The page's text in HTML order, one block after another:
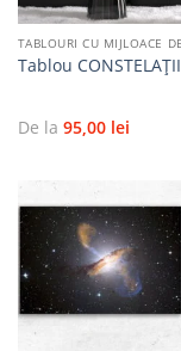
Tablou CONSTELAŢII
De la 95,00 lei